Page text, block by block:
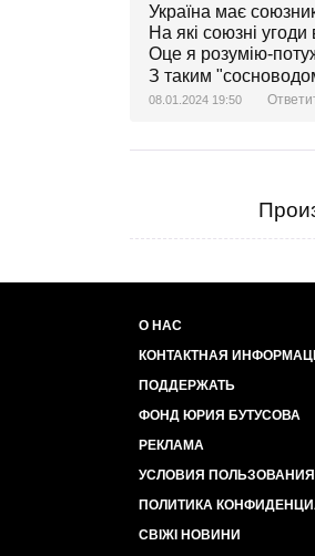
Україна має
На які союзні
Оце я розумію-
З таким
08.01.2024 19:50
О НАС
КОНТАКТНАЯ
ПОДДЕРЖАТЬ
ФОНД ЮРИЯ БУТУСОВА
РЕКЛАМА
УСЛОВИЯ ПОЛЬЗОВАНИЯ
ПОЛИТИКА
СВІЖІ НОВИНИ